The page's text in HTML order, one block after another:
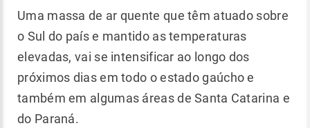
Uma massa de ar quente que têm atuado sobre
o Sul do país e mantido as temperaturas
elevadas, vai se intensificar ao longo dos
próximos dias em todo o estado gaúcho e
também em algumas áreas de Santa Catarina e
do Paraná.